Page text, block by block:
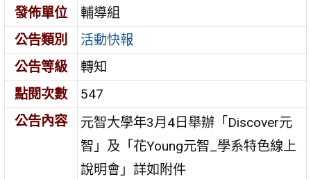
發佈單位
輔導組
公告類別
活動快報
公告等級
轉知
點閱次數
547
公告內容
元智大學年3月4日舉辦「Discover元
智」及「花Young元智_學系特色線上
說明會」詳如附件